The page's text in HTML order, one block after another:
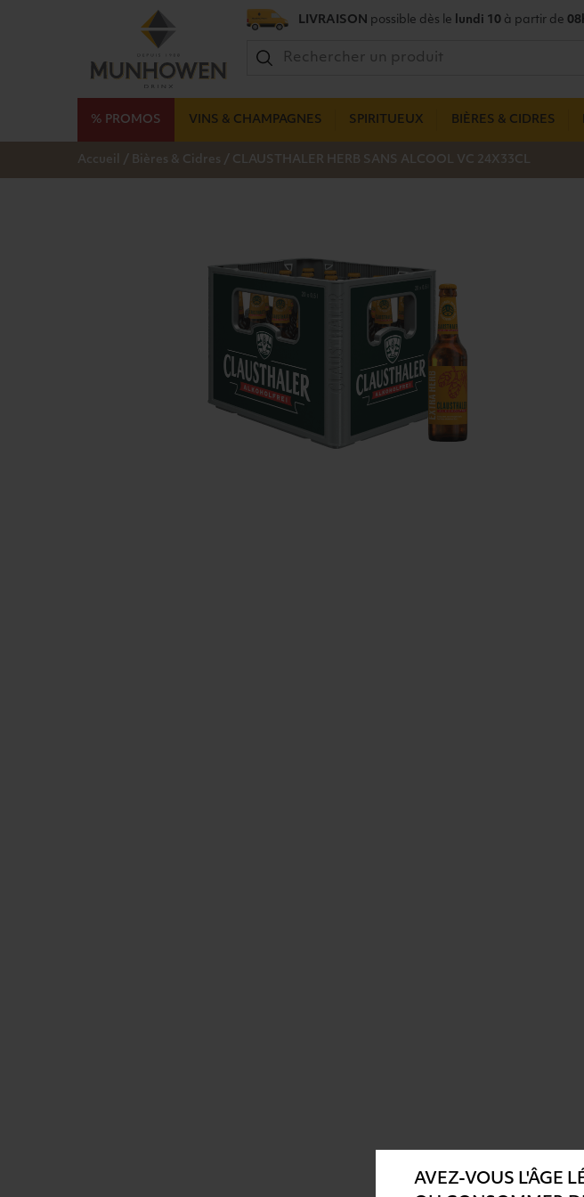
AVEZ-VOUS L'ÂGE
LIVRAISON possible dès le lundi 10 à partir de
% PROMOS VINS & CHAMPAGNES SPIRITUEUX BIÈRES & CIDRES
Accueil / Bières & Cidres / CLAUSTHALER HERB SANS ALCOOL VC 24X33CL